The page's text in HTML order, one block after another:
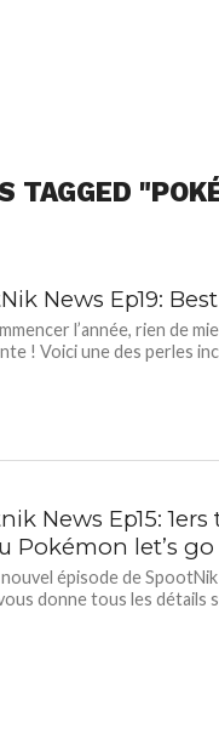
TAGGED
News Ep19:
l’année, rien de
! Voici une des perles
News Ep15:
Pokémon let’s
épisode de
donne tous les détails